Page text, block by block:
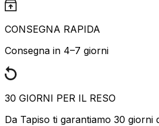
CONSEGNA RAPIDA
Consegna in 4–7 giorni
30 GIORNI PER IL RESO
Da Tapiso ti garantiamo 30 giorni